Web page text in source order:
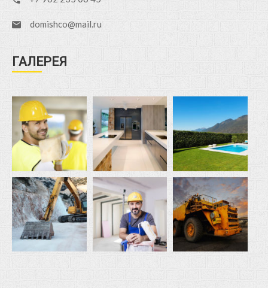
domishco@mail.ru
ГАЛЕРЕЯ